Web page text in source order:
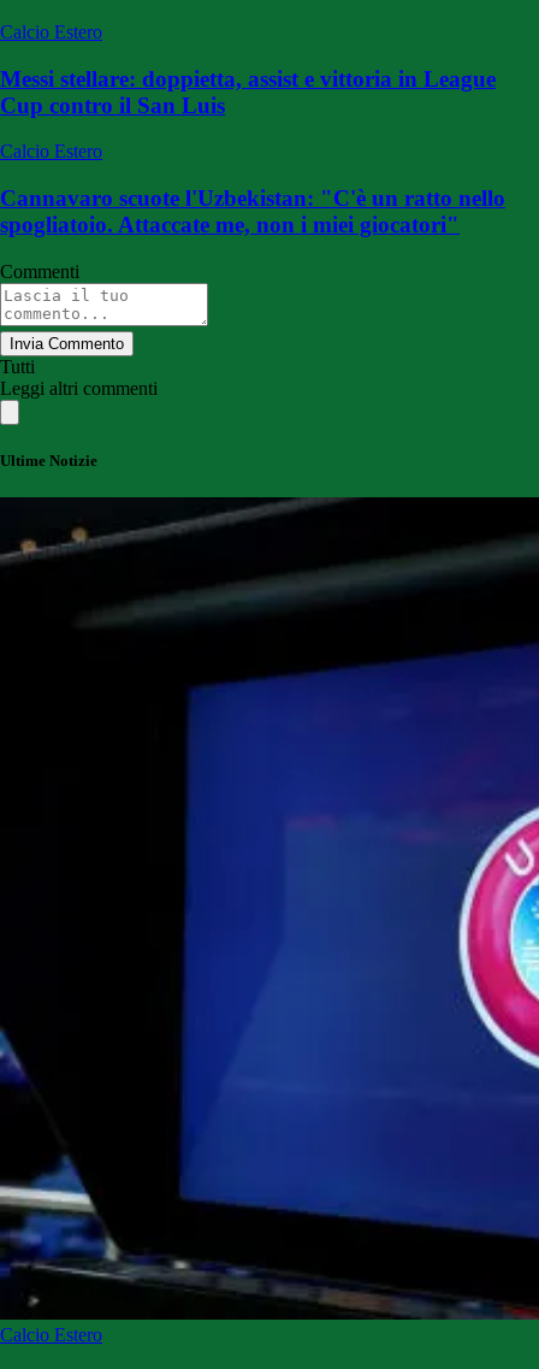
Calcio Estero
Messi stellare: doppietta, assist e vittoria in League
Cup contro il San Luis
Calcio Estero
Cannavaro scuote l'Uzbekistan: "C'è un ratto nello
spogliatoio. Attaccate me, non i miei giocatori"
Commenti
Invia Commento
Tutti
Leggi altri commenti
Ultime Notizie
Calcio Estero